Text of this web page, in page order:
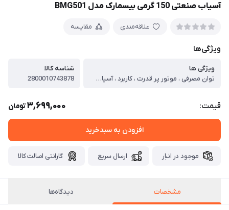
آسیاب صنعتی 150 گرمی بیسمارک مدل BMG501
علاقه‌مندی مقایسه
ویژگی‌ها
ویژگی ها
توان مصرفی ، موتور پر قدرت ، کاربرد ، آسیاب مواد خشک و سخت در محیط‌های صنعتی و خانگی ، ظرفیت آسیاب ، 150 گرم ، نوع تیغه ، 2 نوع و تقریبا 4 تیغه استیل ضد زنگ و با کیفیت ، تعداد درجات آسیاب ، قابل تنظیم ، نوع کنترل ، چرخشی و دکمه‌ای (کلید روشن/خاموش) ، پایه ضد لغزش ، دارد برای ایمنی بیشتر ، جنس بدنه ، استیل با کیفیت و ضد زنگ ، جنس تیغه ، استیل و ضد زنگ ، وزن ، تقریبا 2.5 کیلوگرم ، جنس محفظه داخلی ، استیل ضد زنگ ، کلید خاموش / روشن ، دارد ، ولتاژ برق ، 220 ولت
شناسه کالا
2800010743878
قیمت: 3,699,000تومان
افزودن به سبدخرید
موجود در انبار ارسال سریع گارانتی اصالت کالا
مشخصات دیدگاه‌ها